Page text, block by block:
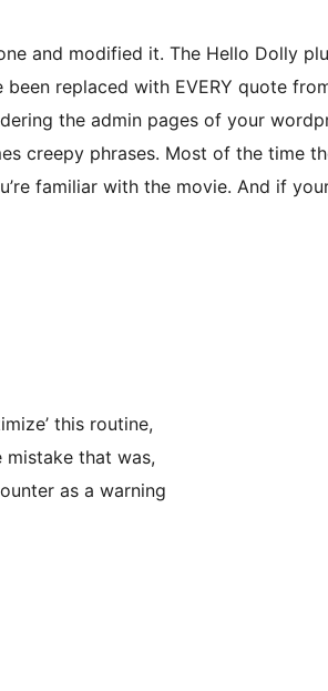
and modified it. The Hello Dolly
replaced with EVERY quote
the admin pages of your
creepy phrases. Most of the time
familiar with the movie. And if
this routine,
that was,
as a warning